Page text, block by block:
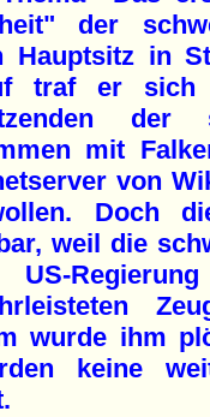
der
Hauptsitz in
traf er sich
der
mit
von
Doch
weil die
wurde ihm
keine